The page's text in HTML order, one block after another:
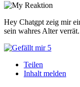
Hey Chatgpt zeig mir
sein wahres Alter verrät.
5
Teilen
Inhalt melden